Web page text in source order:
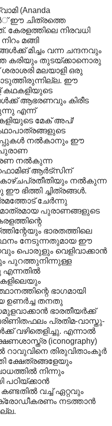
(Ananda
ഈ ചിത്രത്തെ
കേരളത്തിലെ നിരവധി
മങ്ങി
മിച്ചം വന്ന ചന്ദനവും
കരിയും‍ തുടയ്ക്കാനൊരു
മലയാളി ഒരു
ഈ
ആഭരണവും കിരീട
എന്ന്
മേക് അപ്/
നല്‍കാനും ഈ
പുരാണ
നല്‍കുന്ന
ആര്‍ട്സിന്
നല്‍കുന്ന
ഭിത്തി ച്ചിത്രങ്ങള്‍.
ചേര്‍ന്നു
മാത്രമായ പുരാണങ്ങളുടെ
ഭാരതത്തിലെ
സ്ഥനം നേടുന്നതുമായ ഈ
പൊരുളും വെളിവാക്കാന്‍
പുറത്തുനിന്നുള്ള
എന്നതില്‍
ഭാഗമായി
ഉണര്‍ച്ച തനതു
ഭാരതീയര്‍ക്ക്
പ്രതിമ-വാസ്തു-
വഴിതെളിച്ചു. എന്നാല്‍
(iconography)
തിരുവിതാംകൂര്‍
ക്ഷേത്രങ്ങളേയും
നിന്നും
പഠിയ്ക്കാന്‍
വച്ച് ഏറ്റവും
നടത്താന്‍